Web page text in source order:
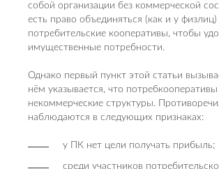
собой организации без коммерческой
есть право объединяться (как и у физлиц)
потребительские кооперативы, чтобы
имущественные потребности.
Однако первый пункт этой статьи
нём указывается, что
некоммерческие структуры.
наблюдаются в следующих признаках:
у ПК нет цели получать прибыль;
среди участников